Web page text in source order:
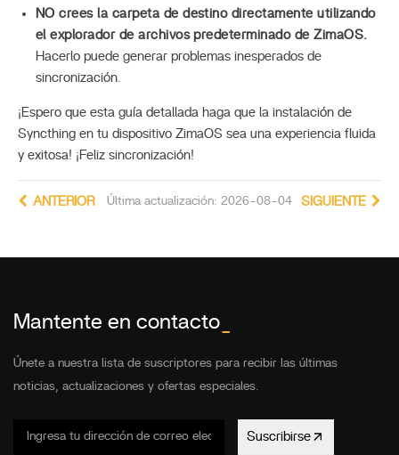
NO crees la carpeta de destino directamente utilizando
el explorador de archivos predeterminado de ZimaOS.
Hacerlo puede generar problemas inesperados de
sincronización.
¡Espero que esta guía detallada haga que la instalación de
Syncthing en tu dispositivo ZimaOS sea una experiencia fluida
y exitosa! ¡Feliz sincronización!
Última actualización: 2026-08-04
ANTERIOR SIGUIENTE
Mantente en contacto
Únete a nuestra lista de suscriptores para recibir las últimas
noticias, actualizaciones y ofertas especiales.
Suscribirse